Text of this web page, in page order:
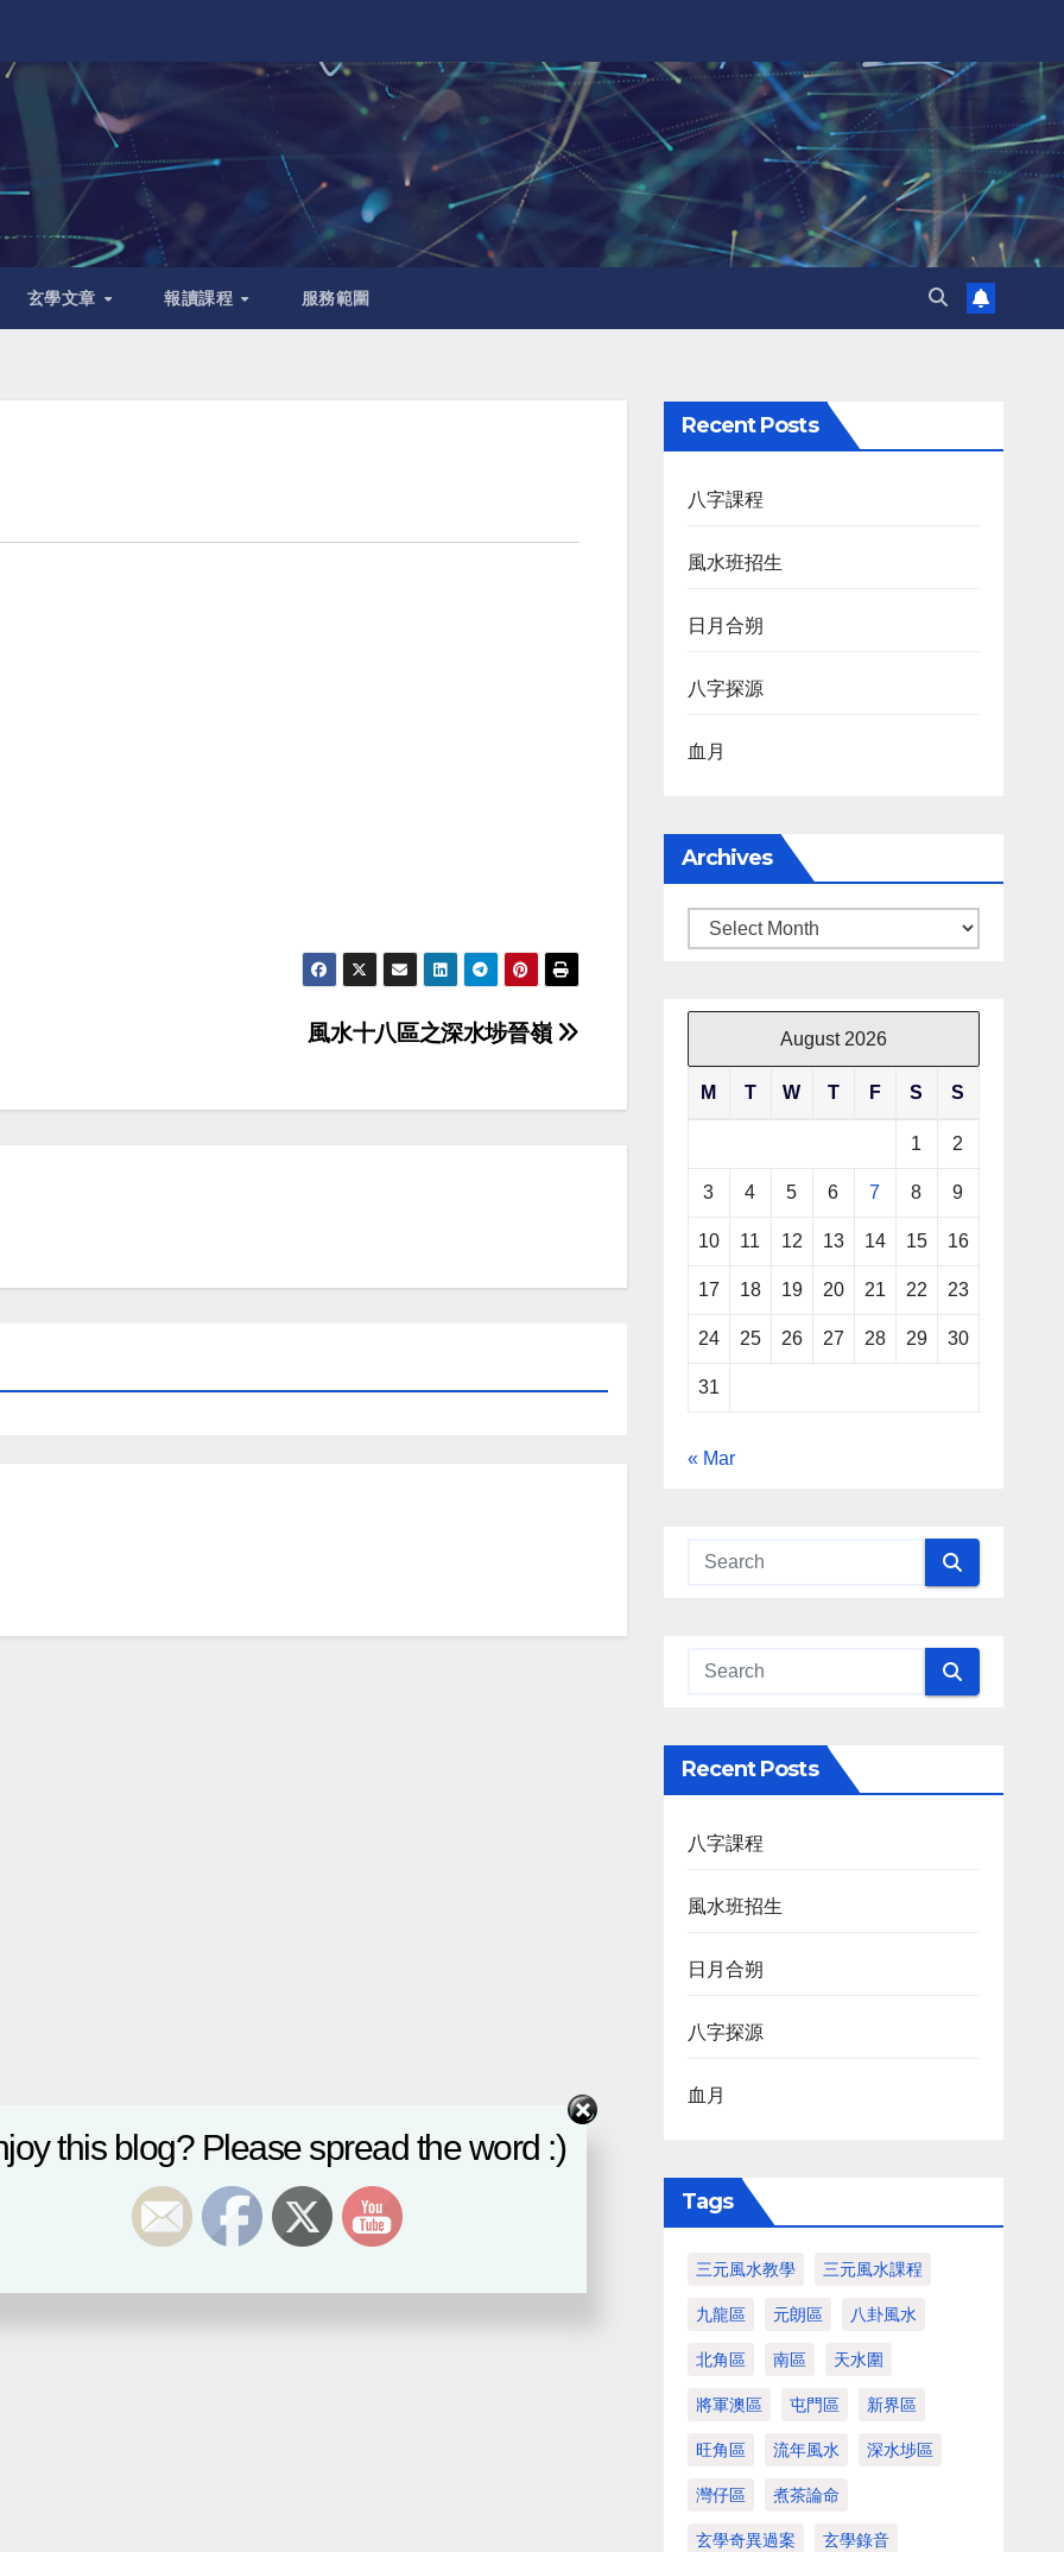
玄學文章 報讀課程 服務範圍
風水十八區之深水埗晉嶺
Recent Posts
八字課程
風水班招生
日月合朔
八字探源
血月
Archives
Archives
August 2026
M T W T F S S
1 2
3 4 5 6 7 8 9
10 11 12 13 14 15 16
17 18 19 20 21 22 23
24 25 26 27 28 29 30
31
« Mar
Recent Posts
八字課程
風水班招生
日月合朔
八字探源
血月
Tags
三元風水教學 三元風水課程
九龍區 元朗區 八卦風水
北角區 南區 天水圍
將軍澳區 屯門區 新界區
旺角區 流年風水 深水埗區
灣仔區 煮茶論命
玄學奇異過案 玄學錄音
this blog? Please spread the word :)